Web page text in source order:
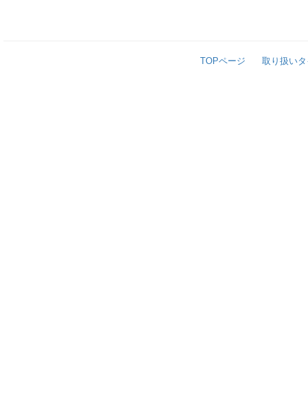
TOPページ 取り扱い